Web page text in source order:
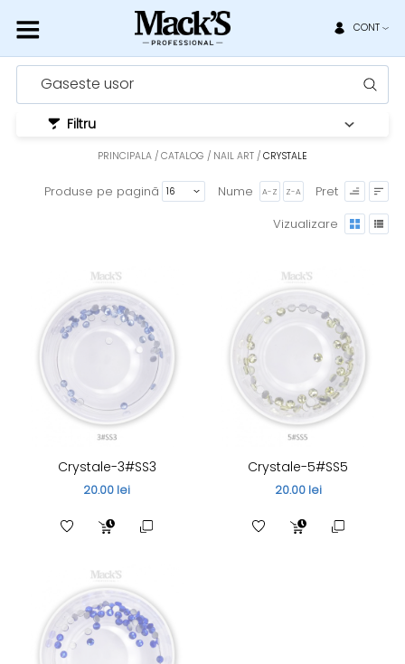
CONT
Gaseste usor
PRINCIPALA CATALOG NAIL ART CRYSTALE
Produse pe pagină Nume A-Z Z-A
Pret
Vizualizare
Filtru
Crystale-3#SS3
20.00 lei
Crystale-5#SS5
20.00 lei